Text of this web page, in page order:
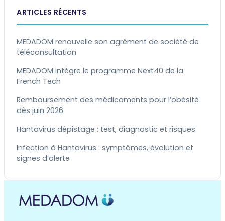
ARTICLES RÉCENTS
MEDADOM renouvelle son agrément de société de
téléconsultation
MEDADOM intègre le programme Next40 de la
French Tech
Remboursement des médicaments pour l’obésité
dès juin 2026
Hantavirus dépistage : test, diagnostic et risques
Infection à Hantavirus : symptômes, évolution et
signes d’alerte